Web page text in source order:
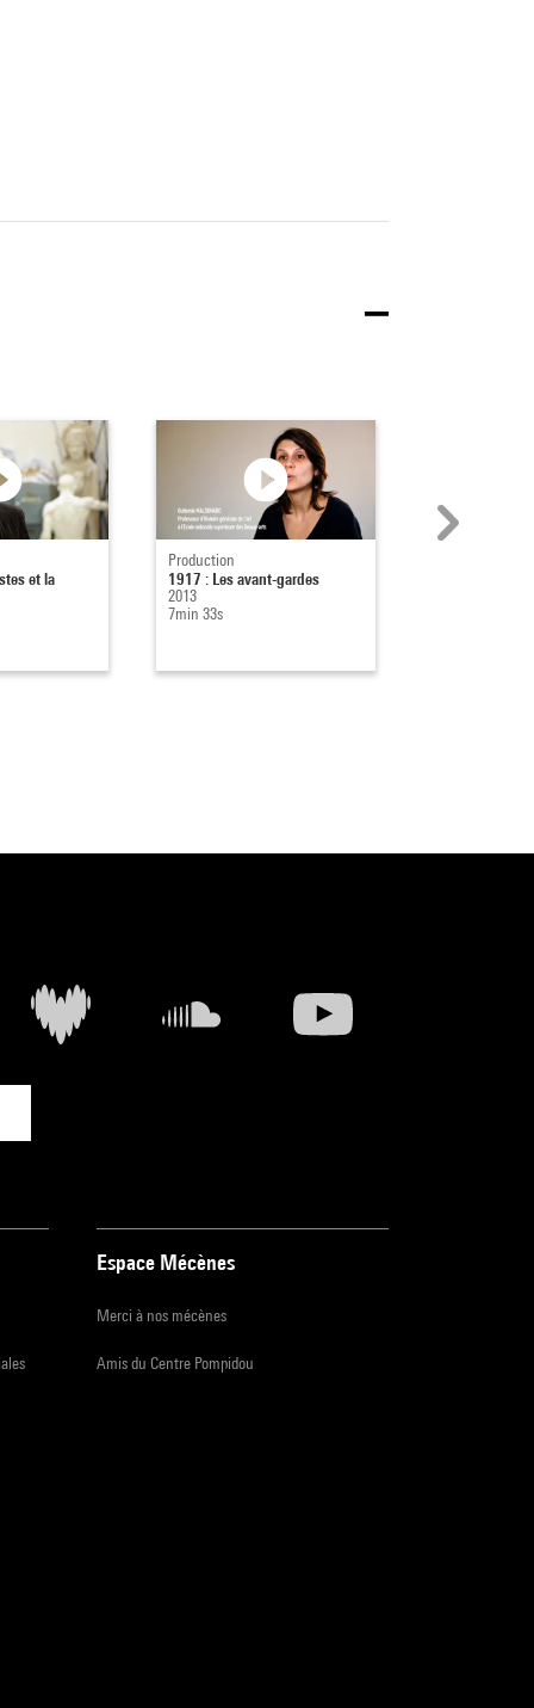
et la
Production
1917 : Les avant-gardes
2013
7min 33s
Espace Mécènes
Merci à nos mécènes
Amis du Centre Pompidou